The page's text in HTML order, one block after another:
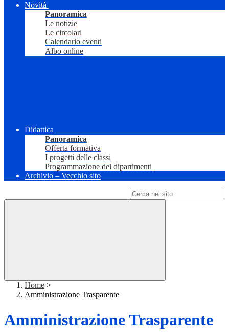
Novità
Panoramica
Le notizie
Le circolari
Calendario eventi
Albo online
Didattica
Panoramica
Offerta formativa
I progetti delle classi
Programmazione dei dipartimenti
Archivio – Vecchio sito
Home >
Amministrazione Trasparente
Amministrazione Trasparente